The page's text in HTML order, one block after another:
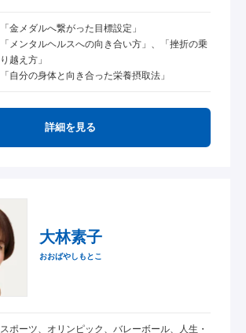
「金メダルへ繋がった目標設定」
「メンタルヘルスへの向き合い方」、「挫折の乗
り越え方」
「自分の身体と向き合った栄養摂取法」
詳細を見る
大林素子
おおばやしもとこ
スポーツ、オリンピック、バレーボール、人生・